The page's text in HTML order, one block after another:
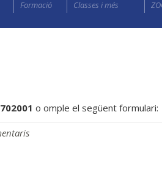
Formació
Classes i més
o omple el següent formulari: